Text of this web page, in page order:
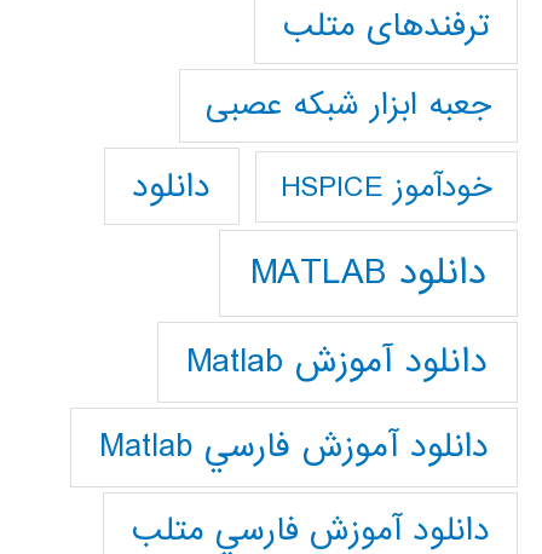
ترفندهای متلب
جعبه ابزار شبکه عصبی
خودآموز HSPICE دانلود
دانلود MATLAB
دانلود آموزش Matlab
دانلود آموزش فارسي Matlab
دانلود آموزش فارسي متلب